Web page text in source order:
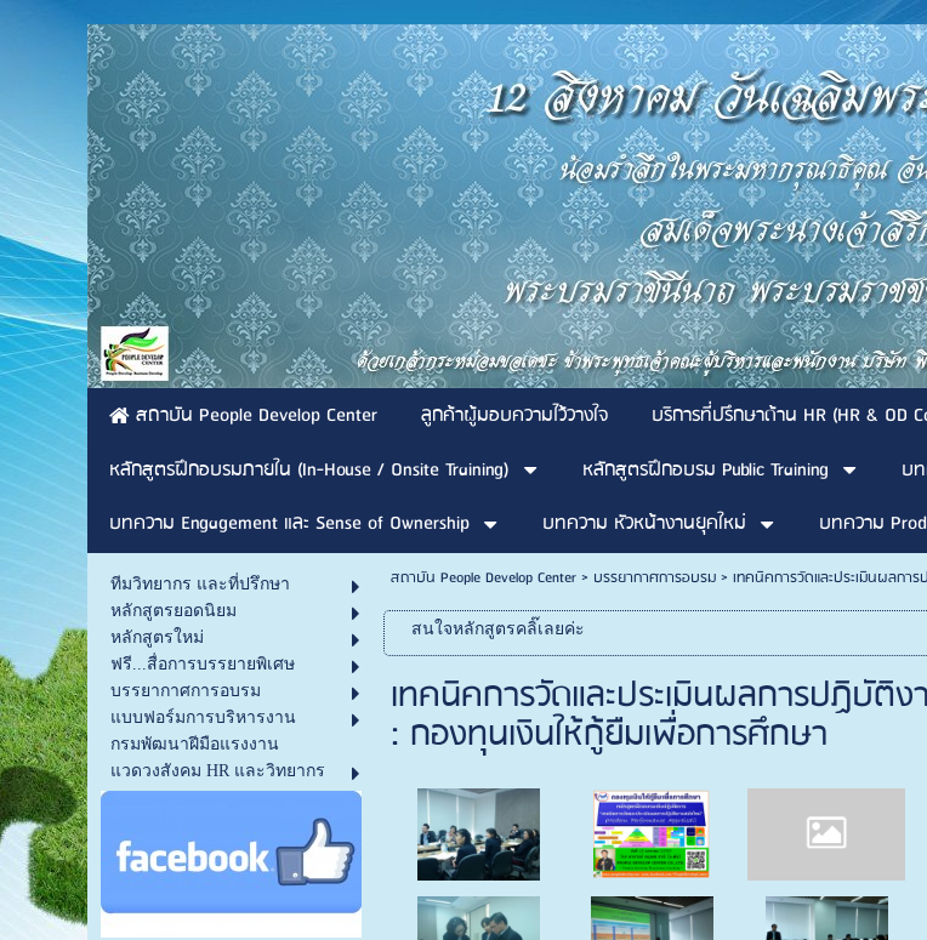
สถาบัน People Develop Center ลูกค้าผู้มอบความไว้วางใจ บริการที่ปรึกษาด้าน HR (HR & OD
หลักสูตรฝึกอบรมภายใน (In-House / Onsite Training)
หลักสูตรฝึกอบรม Public Training บ
บทความ Engagement และ Sense of Ownership
บทความ หัวหน้างานยุคใหม่ บทความ
ทีมวิทยากร และที่ปรึกษา
หลักสูตรยอดนิยม
หลักสูตรใหม่
ฟรี...สื่อการบรรยายพิเศษ
บรรยากาศการอบรม
แบบฟอร์มการบริหารงาน
กรมพัฒนาฝีมือแรงงาน
แวดวงสังคม HR และวิทยากร
สถาบัน People Develop Center> บรรยากาศการอบรม> เทคนิคการวัดและประเมินผลกา
สนใจหลักสูตรคลิ๊เลยค่ะ
เทคนิคการวัดและประเมินผลการปฏิบัติง
: กองทุนเงินให้กู้ยืมเพื่อการศึกษา